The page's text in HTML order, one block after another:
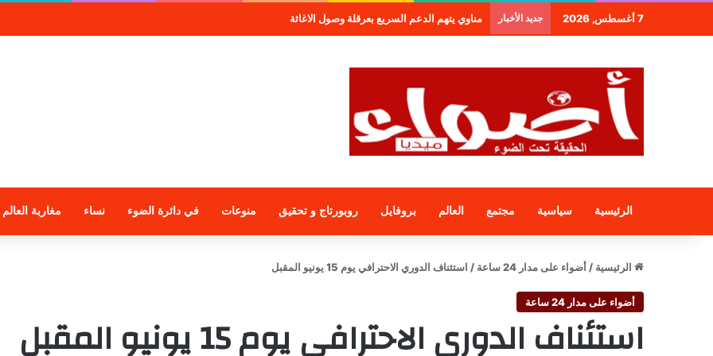
7 أغسطس, 2026 جديد الأخبار مناوي يتهم الدعم السريع بعرقلة وصول الاغاثة
الرئيسية سياسية مجتمع العالم بروفايل روبورتاج و تحقيق منوعات في دائرة الضوء نساء مغاربة العالم
الرئيسية / أضواء على مدار 24 ساعة / استئناف الدوري الاحترافي يوم 15 يونيو المقبل
أضواء على مدار 24 ساعة
استئناف الدوري الاحترافي يوم 15 يونيو المقبل